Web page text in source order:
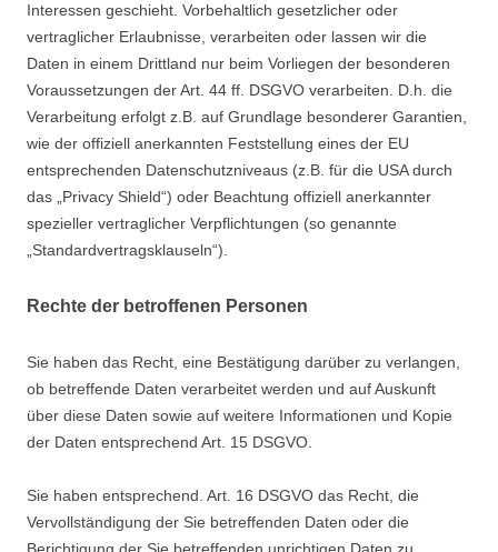
Interessen geschieht. Vorbehaltlich gesetzlicher oder
vertraglicher Erlaubnisse, verarbeiten oder lassen wir die
Daten in einem Drittland nur beim Vorliegen der besonderen
Voraussetzungen der Art. 44 ff. DSGVO verarbeiten. D.h. die
Verarbeitung erfolgt z.B. auf Grundlage besonderer Garantien,
wie der offiziell anerkannten Feststellung eines der EU
entsprechenden Datenschutzniveaus (z.B. für die USA durch
das „Privacy Shield“) oder Beachtung offiziell anerkannter
spezieller vertraglicher Verpflichtungen (so genannte
„Standardvertragsklauseln“).
Rechte der betroffenen Personen
Sie haben das Recht, eine Bestätigung darüber zu verlangen,
ob betreffende Daten verarbeitet werden und auf Auskunft
über diese Daten sowie auf weitere Informationen und Kopie
der Daten entsprechend Art. 15 DSGVO.
Sie haben entsprechend. Art. 16 DSGVO das Recht, die
Vervollständigung der Sie betreffenden Daten oder die